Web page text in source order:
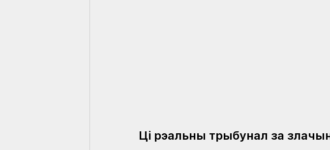
Ці рэальны трыбунал за